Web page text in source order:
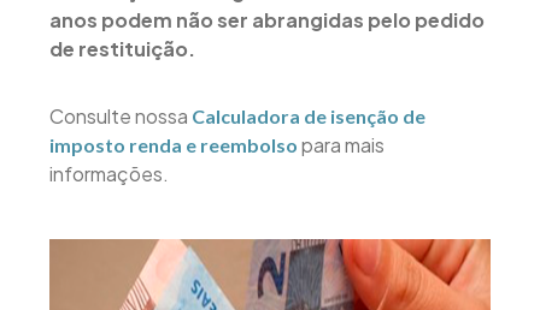
anos podem não ser abrangidas pelo pedido
de restituição.
Consulte nossa Calculadora de isenção de
imposto renda e reembolso para mais
informações.